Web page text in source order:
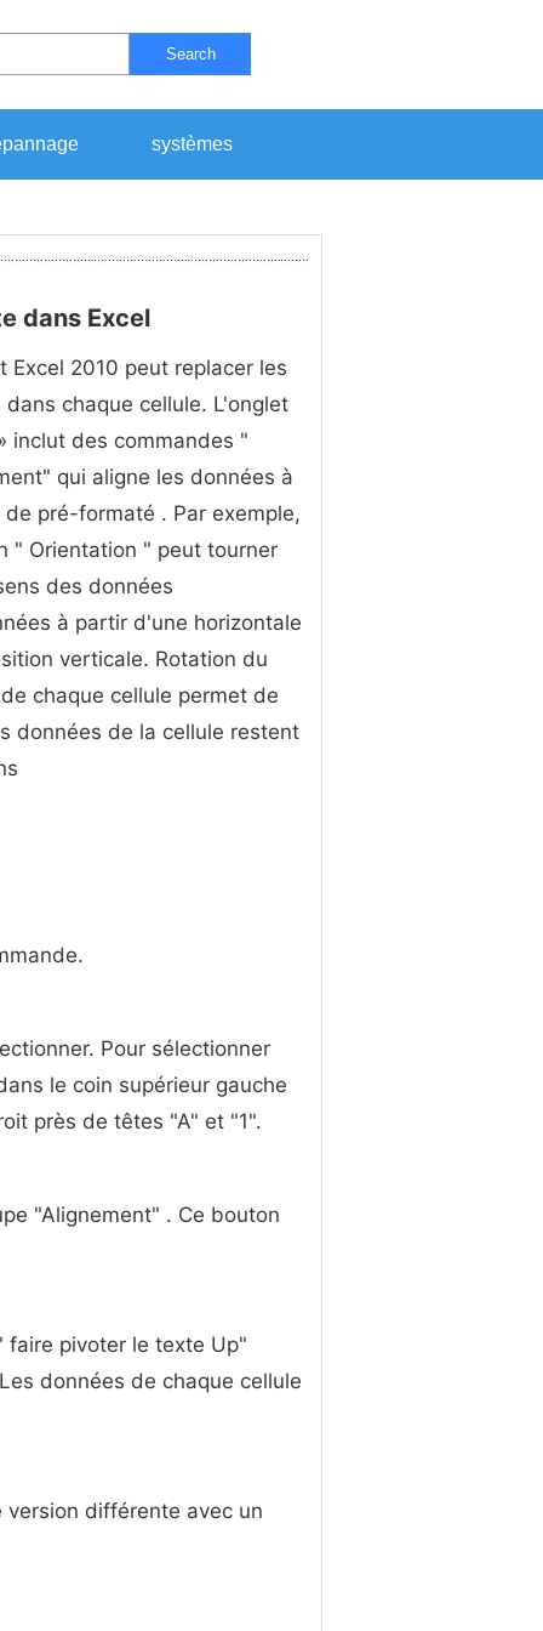
Search
systèmes
dans Excel
Excel 2010 peut replacer les
dans chaque cellule. L'onglet
inclut des commandes "
qui aligne les données à
de pré-formaté . Par exemple,
" Orientation " peut tourner
des données
à partir d'une horizontale
verticale. Rotation du
chaque cellule permet de
données de la cellule restent
Pour sélectionner
le coin supérieur gauche
près de têtes "A" et "1".
"Alignement" . Ce bouton
faire pivoter le texte Up"
données de chaque cellule
version différente avec un